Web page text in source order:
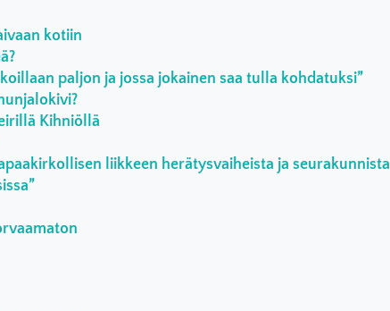
kotiin
paljon ja jossa jokainen saa tulla kohdatuksi”
Kihniöllä
liikkeen herätysvaiheista ja seurakunnista